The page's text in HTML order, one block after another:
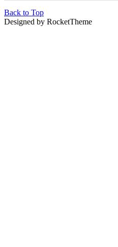
Back to Top
Designed by RocketTheme